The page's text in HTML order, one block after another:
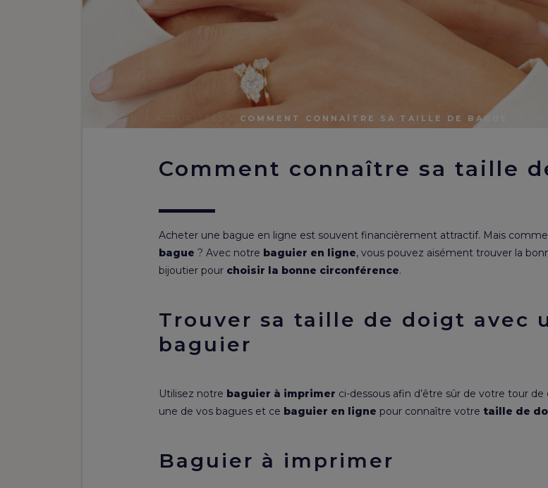
ACCUEIL ACTUALITÉS > COMMENT CONNAÎTRE SA TAILLE DE BAGUE
Comment connaître sa taille
Acheter une bague en ligne est souvent financièrement attractif. Mais
bague ? Avec notre baguier en ligne, vous pouvez aisément trouver la
bijoutier pour choisir la bonne circonférence.
Trouver sa taille de doigt avec
baguier
Utilisez notre baguier à imprimer ci-dessous afin d’être sûr de votre tour
une de vos bagues et ce baguier en ligne pour connaître votre taille de
Baguier à imprimer